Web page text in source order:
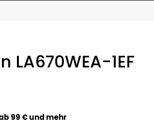
1EF
99 € und mehr